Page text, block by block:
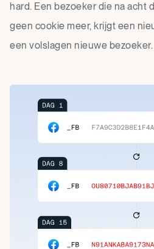
hard. Een bezoeker die na acht
geen cookie meer, krijgt een
een volslagen nieuwe bezoeker.